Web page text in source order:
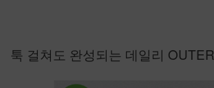
툭 걸쳐도 완성되는 데일리 OUTER